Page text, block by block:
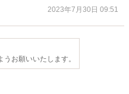
2023年7月30日 09:51
お願いいたします。